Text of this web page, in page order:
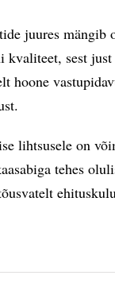
juures mängib
kvaliteet, sest
hoone
lihtsusele on
tehes